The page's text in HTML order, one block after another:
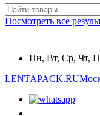
Посмотреть все
Пн, Вт, Ср, Чт,
LENTAPACK.RU